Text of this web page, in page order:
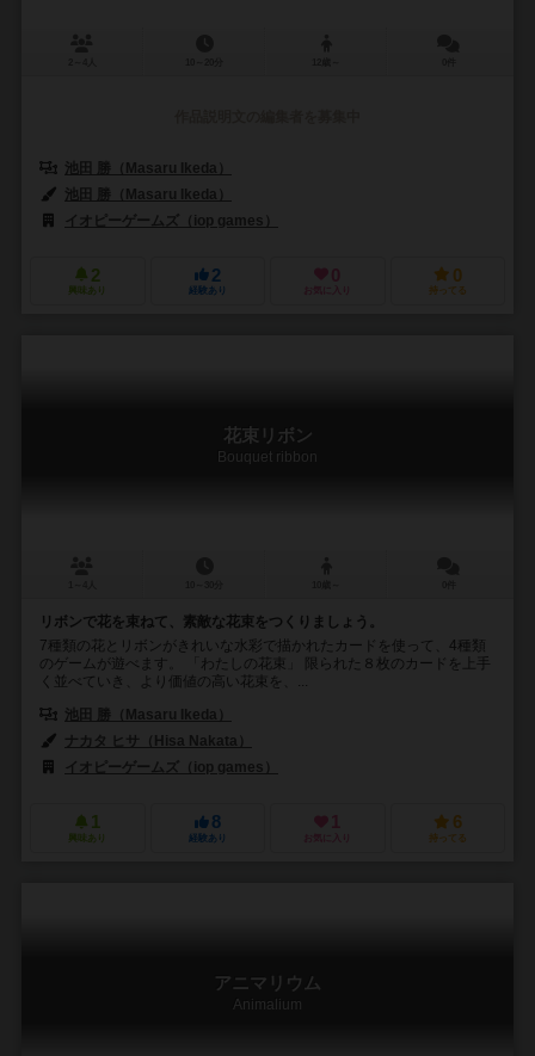
池田 勝（Masaru Ikeda）
池田 勝（Masaru Ikeda）
イオピーゲームズ（iop games）
2
興味あり
2
経験あり
0
お気に入り
0
持ってる
花束リボン
Bouquet ribbon
リボンで花を束ねて、素敵な花束をつくりましょう。
7種類の花とリボンがきれいな水彩で描かれたカードを使って、4種類
のゲームが遊べます。 「わたしの花束」 限られた８枚のカードを上手
く並べていき、より価値の高い花束を、...
池田 勝（Masaru Ikeda）
ナカタ ヒサ（Hisa Nakata）
イオピーゲームズ（iop games）
1
興味あり
8
経験あり
1
お気に入り
6
持ってる
アニマリウム
Animalium